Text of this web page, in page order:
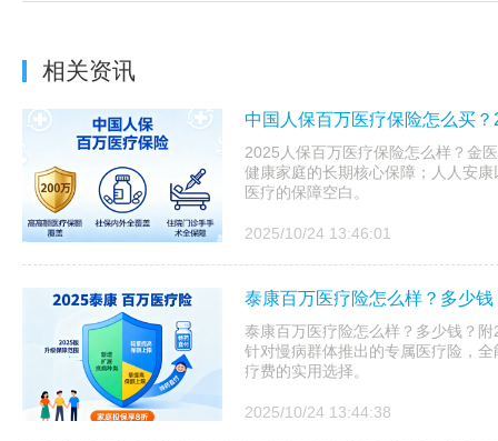
相关资讯
中国人保百万医疗保险怎么买
2025人保百万医疗保险怎么样？金
健康家庭的长期核心保障；人人安
医疗的保障空白。
2025/10/24 13:46:01
泰康百万医疗险怎么样？多少
泰康百万医疗险怎么样？多少钱？
针对慢病群体推出的专属医疗险，
疗费的实用选择。
2025/10/24 13:44:38